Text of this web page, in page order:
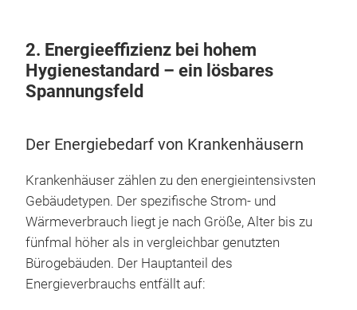
2. Energieeffizienz bei hohem
Hygienestandard – ein lösbares
Spannungsfeld
Der Energiebedarf von Krankenhäusern
Krankenhäuser zählen zu den energieintensivsten
Gebäudetypen. Der spezifische Strom- und
Wärmeverbrauch liegt je nach Größe, Alter bis zu
fünfmal höher als in vergleichbar genutzten
Bürogebäuden. Der Hauptanteil des
Energieverbrauchs entfällt auf: